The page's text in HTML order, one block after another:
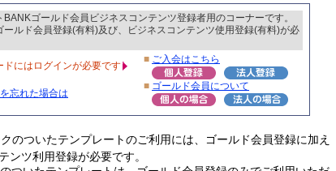
BANKゴールド会員ビジネスコンテンツ登録者用のコーナーです。
ールド会員登録(有料)及び、ビジネスコンテンツ使用登録(有料)が必
にはログインが必要です
忘れた場合は
■ ご入会はこちら
■ ゴールド会員について
のついたテンプレートのご利用には、ゴールド会員登録に加え
ンツ利用登録が必要です。